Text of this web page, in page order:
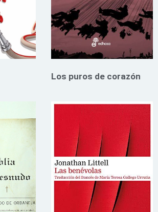
Los puros de corazón